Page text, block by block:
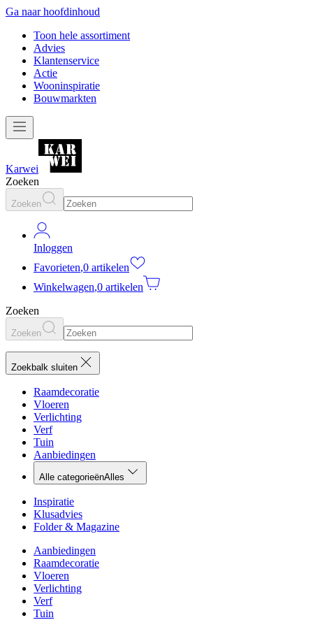
Ga naar hoofdinhoud
Toon hele assortiment
Advies
Klantenservice
Actie
Wooninspiratie
Bouwmarkten
Karwei
Zoeken
Zoeken
Inloggen
Favorieten,0 artikelen
Winkelwagen,0 artikelen
Zoeken
Zoeken
Zoekbalk sluiten
Raamdecoratie
Vloeren
Verlichting
Verf
Tuin
Aanbiedingen
Alle categorieënAlles
Inspiratie
Klusadvies
Folder & Magazine
Aanbiedingen
Raamdecoratie
Vloeren
Verlichting
Verf
Tuin